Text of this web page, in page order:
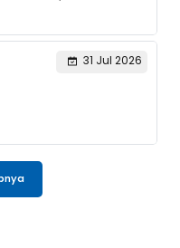
31 Jul 2026